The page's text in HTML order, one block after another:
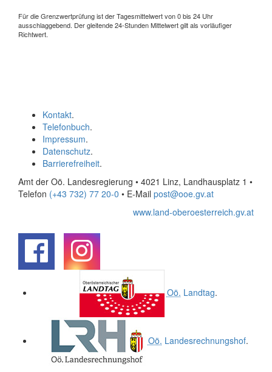
Für die Grenzwertprüfung ist der Tagesmittelwert von 0 bis 24 Uhr
ausschlaggebend. Der gleitende 24-Stunden Mittelwert gilt als vorläufiger
Richtwert.
Kontakt.
Telefonbuch.
Impressum.
Datenschutz.
Barrierefreiheit.
Amt der Oö. Landesregierung • 4021 Linz, Landhausplatz 1 •
Telefon (+43 732) 77 20-0 • E-Mail post@ooe.gv.at
www.land-oberoesterreich.gv.at
Oö. Landtag.
Oö. Landesrechnungshof.